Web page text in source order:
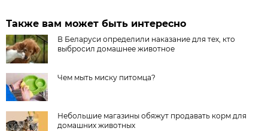
Также вам может быть интересно
В Беларуси определили наказание для тех, кто
выбросил домашнее животное
Чем мыть миску питомца?
Небольшие магазины обяжут продавать корм для
домашних животных